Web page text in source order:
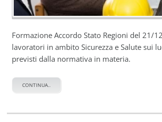
Formazione Accordo Stato Regioni del 21/
lavoratori in ambito Sicurezza e Salute sui
previsti dalla normativa in materia.
CONTINUA..